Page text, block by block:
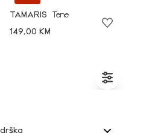
TAMARIS
Tene
149,00 KM